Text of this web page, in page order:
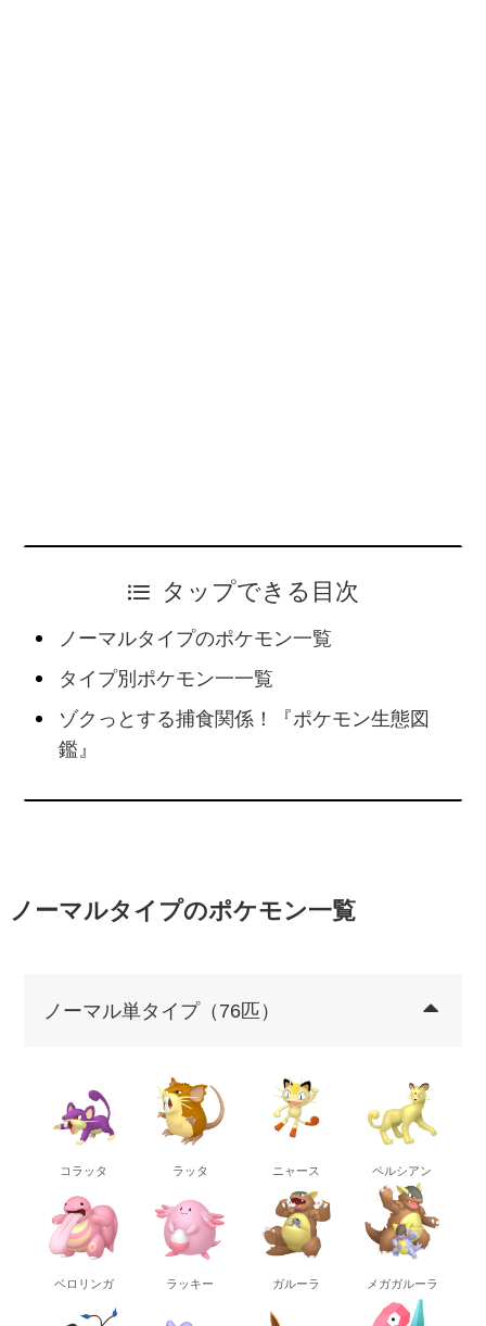
タップできる目次
ノーマルタイプのポケモン一覧
タイプ別ポケモン一一覧
ゾクっとする捕食関係！『ポケモン生態図
鑑』
ノーマルタイプのポケモン一覧
ノーマル単タイプ（76匹）
コラッタ ラッタ ニャース ペルシアン
ベロリンガ ラッキー ガルーラ メガガルーラ